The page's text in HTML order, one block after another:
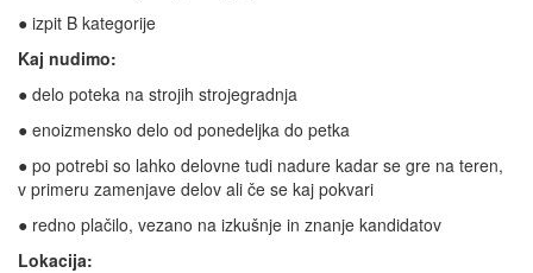
● izpit B kategorije
Kaj nudimo:
● delo poteka na strojih strojegradnja
● enoizmensko delo od ponedeljka do petka
● po potrebi so lahko delovne tudi nadure kadar se gre na teren,
v primeru zamenjave delov ali če se kaj pokvari
● redno plačilo, vezano na izkušnje in znanje kandidatov
Lokacija: